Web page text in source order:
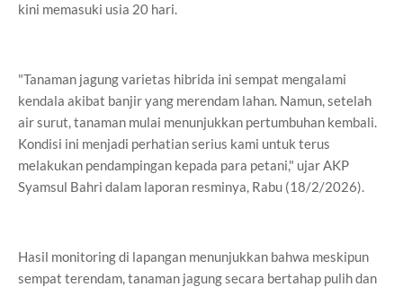
kini memasuki usia 20 hari.
"Tanaman jagung varietas hibrida ini sempat mengalami
kendala akibat banjir yang merendam lahan. Namun, setelah
air surut, tanaman mulai menunjukkan pertumbuhan kembali.
Kondisi ini menjadi perhatian serius kami untuk terus
melakukan pendampingan kepada para petani," ujar AKP
Syamsul Bahri dalam laporan resminya, Rabu (18/2/2026).
Hasil monitoring di lapangan menunjukkan bahwa meskipun
sempat terendam, tanaman jagung secara bertahap pulih dan